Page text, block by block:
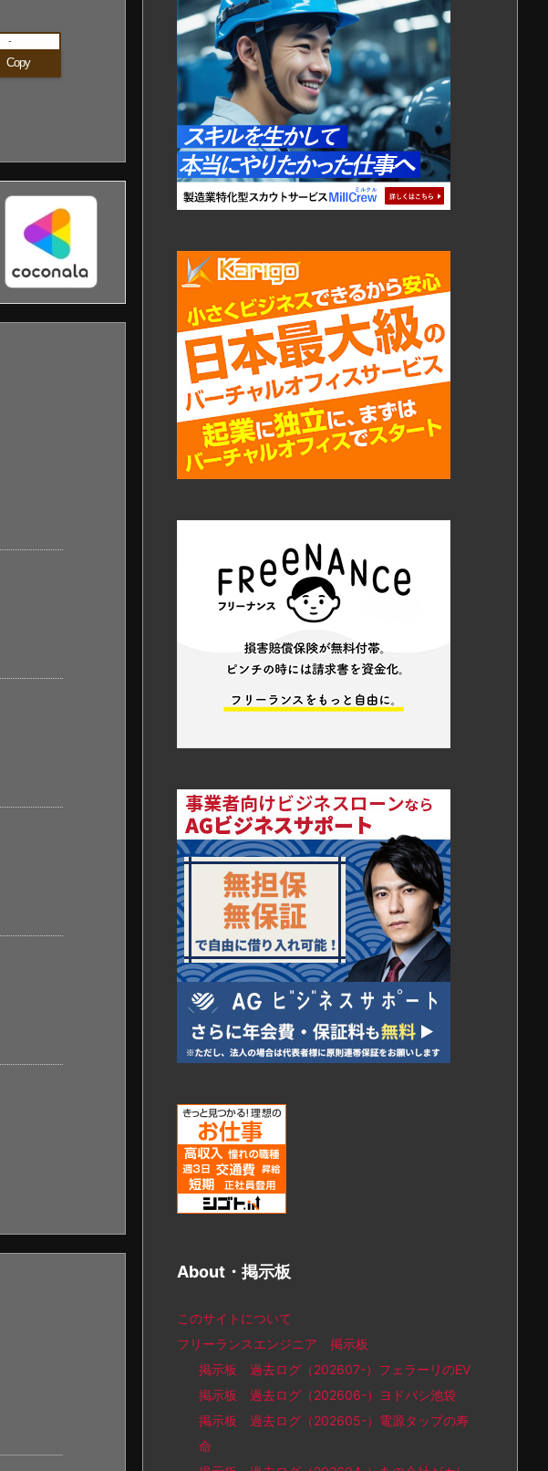
Copy
-
About・掲示板
このサイトについて
フリーランスエンジニア 掲示板
掲示板 過去ログ（202607-）フェラーリのEV
掲示板 過去ログ（202606-）ヨドバシ池袋
掲示板 過去ログ（202605-）電源タップの寿
命